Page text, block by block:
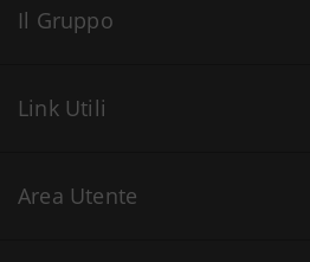
Il Gruppo
Link Utili
Area Utente